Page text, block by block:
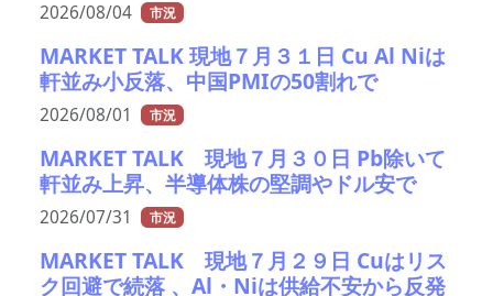
2026/08/04 市況
MARKET TALK 現地７月３１日 Cu Al Niは
軒並み小反落、中国PMIの50割れで
2026/08/01 市況
MARKET TALK 現地７月３０日 Pb除いて
軒並み上昇、半導体株の堅調やドル安で
2026/07/31 市況
MARKET TALK 現地７月２９日 Cuはリス
ク回避で続落 、Al・Niは供給不安から反発